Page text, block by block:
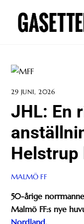
content
29 JUNI, 2026
JHL: En
Helstrup
MALMÖ FF
50-årige
Malmö FF:s nye
Nordland.